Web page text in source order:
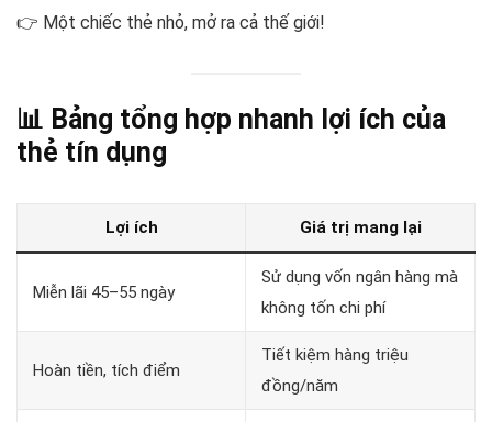
👉 Một chiếc thẻ nhỏ, mở ra cả thế giới!
📊 Bảng tổng hợp nhanh lợi ích của
thẻ tín dụng
Lợi ích Giá trị mang lại
Miễn lãi 45–55 ngày
Sử dụng vốn ngân hàng mà
không tốn chi phí
Hoàn tiền, tích điểm
Tiết kiệm hàng triệu
đồng/năm